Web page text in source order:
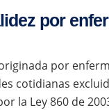
por
por
cotidianas
la Ley 860 de